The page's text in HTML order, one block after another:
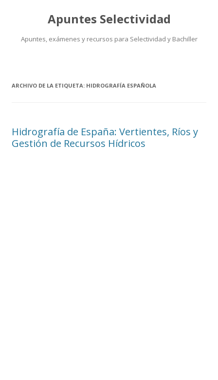
Apuntes Selectividad
Apuntes, exámenes y recursos para Selectividad y Bachiller
ARCHIVO DE LA ETIQUETA: HIDROGRAFÍA ESPAÑOLA
Hidrografía de España: Vertientes, Ríos y
Gestión de Recursos Hídricos